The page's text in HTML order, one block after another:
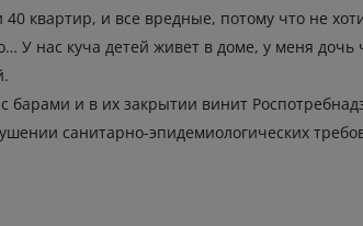
квартир, и все вредные, потому что не
У нас куча детей живет в доме, у меня
и в их закрытии винит
санитарно-эпидемиологических